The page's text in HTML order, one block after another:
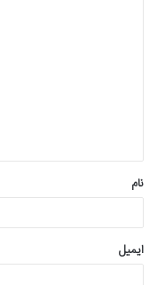
*
نام
ایمیل